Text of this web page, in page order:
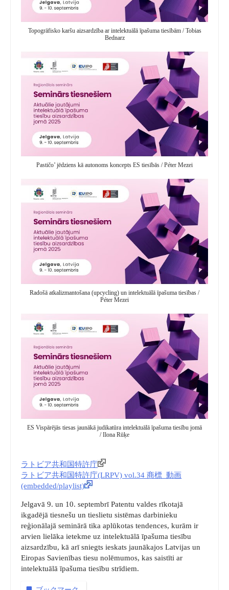
Topogrāfisko karšu aizsardzība ar intelektuālā īpašuma tiesībām / Tobias
Bednarz
Pastičo’ jēdziens kā autonoms koncepts ES tiesībās / Péter Mezei
Radošā atkalizmantošana (upcycling) un intelektuālā īpašuma tiesības /
Péter Mezei
ES Vispārējās tiesas jaunākā judikatūra intelektuālā īpašuma tiesību jomā
/ Ilona Rūķe
ラトビア共和国特許庁
ラトビア共和国特許庁(LRPV) vol.34 商標_動画
(embedded/playlist)
Jelgavā 9. un 10. septembrī Patentu valdes rīkotajā
ikgadējā tiesnešu un tieslietu sistēmas darbinieku
reģionālajā seminārā tika aplūkotas tendences, kurām ir
arvien lielāka ietekme uz intelektuālā īpašuma tiesību
aizsardzību, kā arī sniegts ieskats jaunākajos Latvijas un
Eiropas Savienības tiesu nolēmumos, kas saistīti ar
intelektuālā īpašuma tiesību strīdiem.